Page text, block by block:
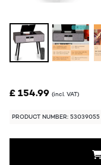
£ 154.99 (incl. VAT)
PRODUCT NUMBER: 53039055